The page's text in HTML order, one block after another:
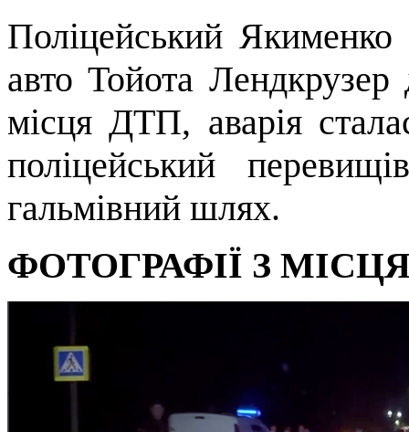
Поліцейський
авто Тойота
місця ДТП, аварія
поліцейський
гальмівний шлях.
ФОТОГРАФІЇ З